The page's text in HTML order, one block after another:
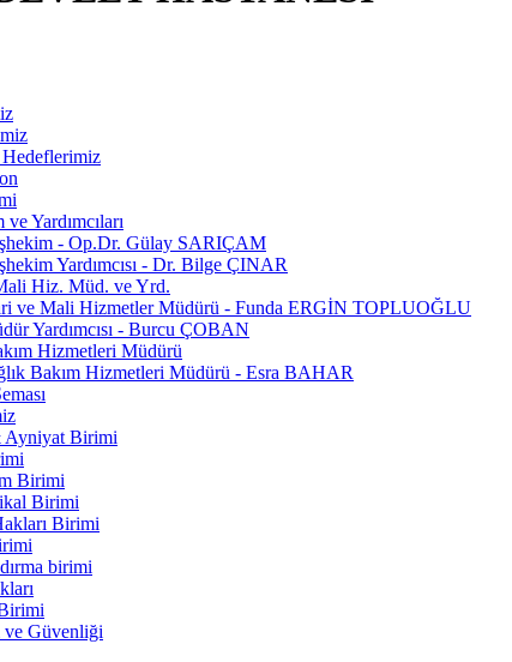
Yardımcıları
- Op.Dr. Gülay SARIÇAM
Yardımcısı - Dr. Bilge ÇINAR
Hiz. Müd. ve Yrd.
ve Mali Hizmetler Müdürü - Funda ERGİN TOPLUOĞLU
Yardımcısı - Burcu ÇOBAN
Hizmetleri Müdürü
Bakım Hizmetleri Müdürü - Esra BAHAR
Ayniyat Birimi
Birimi
Birimi
Birimi
birimi
ve Güvenliği